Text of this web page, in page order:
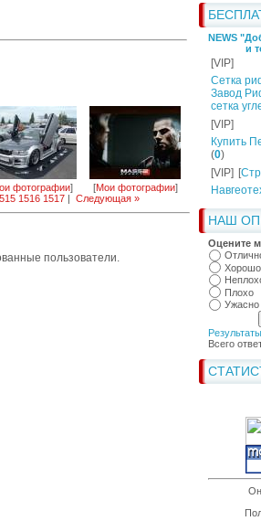
NEWS
и
[VIP]
Сетка
Завод
сетка
[VIP]
Купить
(0)
[VIP] [
НАШ
Оцените
Хорошо
Плохо
Ужасно
Результаты
Всего
фотографии] [Мои фотографии]
1516 1517| Следующая »
пользователи.